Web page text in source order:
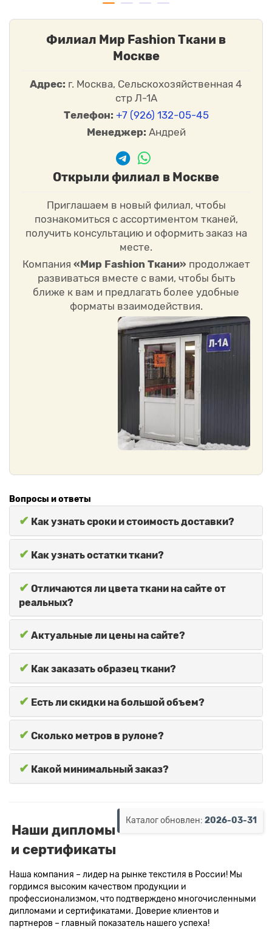
Филиал Мир Fashion Ткани в
Москве
Адрес: г. Москва, Сельскохозяйственная 4
стр Л-1А
Телефон: +7 (926) 132-05-45
Менеджер: Андрей
Открыли филиал в Москве
Приглашаем в новый филиал, чтобы
познакомиться с ассортиментом тканей,
получить консультацию и оформить заказ на
месте.
Компания «Мир Fashion Ткани» продолжает
развиваться вместе с вами, чтобы быть
ближе к вам и предлагать более удобные
форматы взаимодействия.
Вопросы и ответы
✔ Как узнать сроки и стоимость доставки?
✔ Как узнать остатки ткани?
✔ Отличаются ли цвета ткани на сайте от
реальных?
✔ Актуальные ли цены на сайте?
✔ Как заказать образец ткани?
✔ Есть ли скидки на большой объем?
✔ Сколько метров в рулоне?
✔ Какой минимальный заказ?
Каталог обновлен: 2026-03-31
Наши дипломы
и сертификаты
Наша компания – лидер на рынке текстиля в России! Мы
гордимся высоким качеством продукции и
профессионализмом, что подтверждено многочисленными
дипломами и сертификатами. Доверие клиентов и
партнеров – главный показатель нашего успеха!